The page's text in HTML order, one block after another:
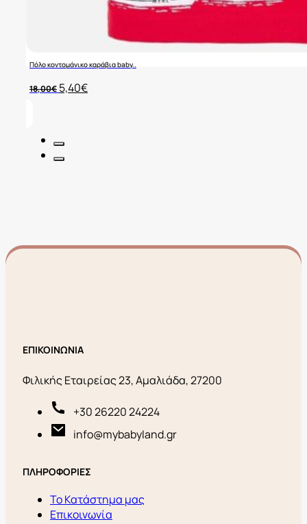
Πόλο κοντομάνικο καράβια baby..
18,00€ Original
price
5,40€Η
τρέχουσα
ΕΠΙΚΟΙΝΩΝΙΑ
Φιλικής Εταιρείας 23, Αμαλιάδα, 27200
+30 26220 24224
info@mybabyland.gr
ΠΛΗΡΟΦΟΡΙΕΣ
Το Κατάστημα μας
Επικοινωνία